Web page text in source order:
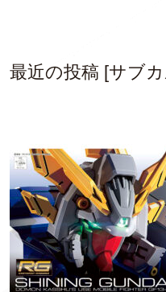
最近の投稿 [サブ